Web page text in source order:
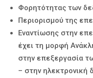
Φορητότητας των
Περιορισμού της
Εναντίωσης στην
έχει τη μορφή
στην επεξεργασία
– στην ηλεκτρονική